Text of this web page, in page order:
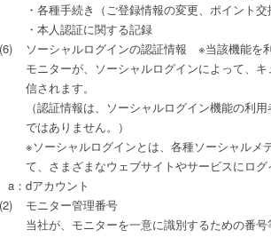
・各種手続き（ご登録情報の変更、ポイント
・本人認証に関する記録
ソーシャルログインの認証情報 ※当該機能を
モニターが、ソーシャルログインによって、
信されます。
（認証情報は、ソーシャルログイン機能の利
ではありません。）
※ソーシャルログインとは、各種ソーシャルメ
て、さまざまなウェブサイトやサービスにロ
dアカウント
モニター管理番号
当社が、モニターを一意に識別するための番